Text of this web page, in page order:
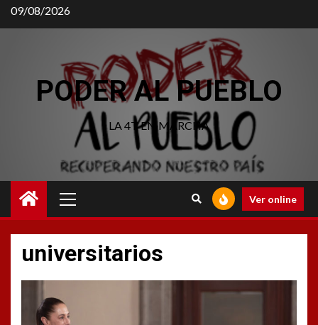
09/08/2026
PODER AL PUEBLO
LA 4T EN MARCHA
Ver online
universitarios